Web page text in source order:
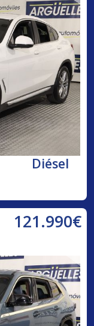
Diésel
121.990€